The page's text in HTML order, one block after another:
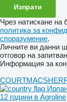
Чрез натискане на
политика за
споразумение.
Личните ви данни
отговор на
Информация за
12 години в Agroline